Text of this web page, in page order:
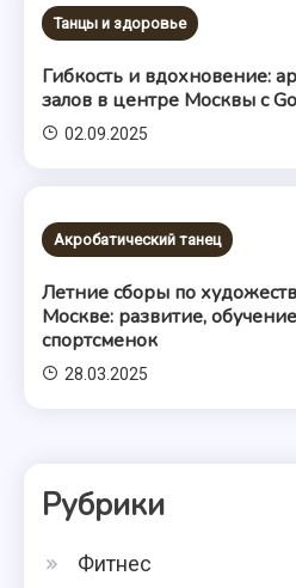
Танцы и здоровье
Гибкость и вдохновение:
залов в центре Москвы с
02.09.2025
Акробатический танец
Летние сборы по
Москве: развитие,
спортсменок
28.03.2025
Рубрики
Фитнес